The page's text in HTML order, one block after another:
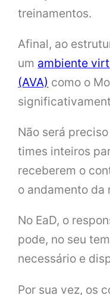
treinamentos.
Afinal, ao
um ambiente
(AVA) como o
Não será
times inteiros
receberem o
o andamento da
No EaD, o
pode, no seu
necessário e
Por sua vez, os